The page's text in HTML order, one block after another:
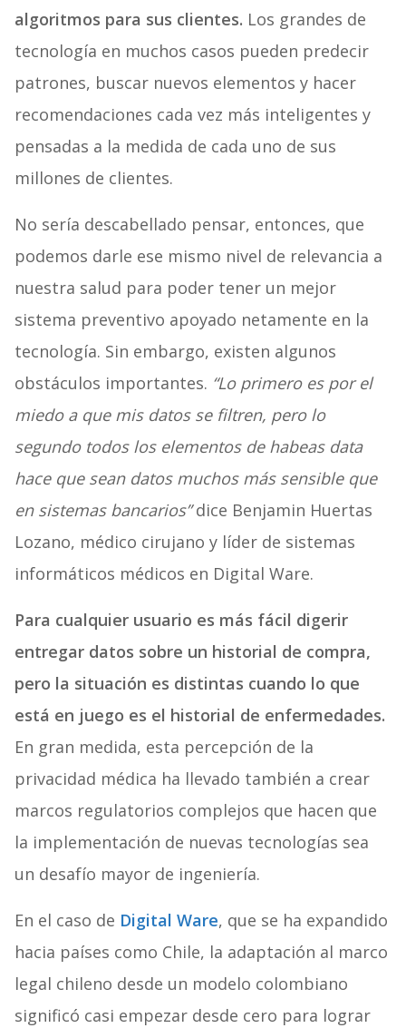
algoritmos para sus clientes. Los grandes de
tecnología en muchos casos pueden predecir
patrones, buscar nuevos elementos y hacer
recomendaciones cada vez más inteligentes y
pensadas a la medida de cada uno de sus
millones de clientes.
No sería descabellado pensar, entonces, que
podemos darle ese mismo nivel de relevancia a
nuestra salud para poder tener un mejor
sistema preventivo apoyado netamente en la
tecnología. Sin embargo, existen algunos
obstáculos importantes. “Lo primero es por el
miedo a que mis datos se filtren, pero lo
segundo todos los elementos de habeas data
hace que sean datos muchos más sensible que
en sistemas bancarios”dice Benjamin Huertas
Lozano, médico cirujano y líder de sistemas
informáticos médicos en Digital Ware.
Para cualquier usuario es más fácil digerir
entregar datos sobre un historial de compra,
pero la situación es distintas cuando lo que
está en juego es el historial de enfermedades.
En gran medida, esta percepción de la
privacidad médica ha llevado también a crear
marcos regulatorios complejos que hacen que
la implementación de nuevas tecnologías sea
un desafío mayor de ingeniería.
En el caso de Digital Ware, que se ha expandido
hacia países como Chile, la adaptación al marco
legal chileno desde un modelo colombiano
significó casi empezar desde cero para lograr